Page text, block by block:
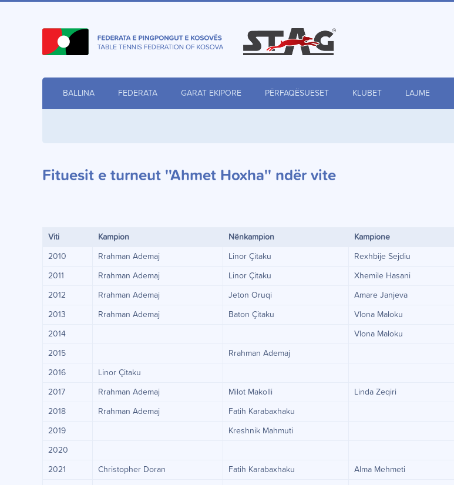
BALLINA FEDERATA GARAT EKIPORE PËRFAQËSUESET KLUBET LAJME
Fituesit e turneut ''Ahmet Hoxha'' ndër vite
Viti Kampion Nënkampion Kampione
2010 Rrahman Ademaj Linor Çitaku Rexhbije Sejdiu
2011 Rrahman Ademaj Linor Çitaku Xhemile Hasani
2012 Rrahman Ademaj Jeton Oruqi Amare Janjeva
2013 Rrahman Ademaj Baton Çitaku Vlona Maloku
2014 Vlona Maloku
2015 Rrahman Ademaj
2016 Linor Çitaku
2017 Rrahman Ademaj Milot Makolli Linda Zeqiri
2018 Rrahman Ademaj Fatih Karabaxhaku
2019 Kreshnik Mahmuti
2020
2021 Christopher Doran Fatih Karabaxhaku Alma Mehmeti